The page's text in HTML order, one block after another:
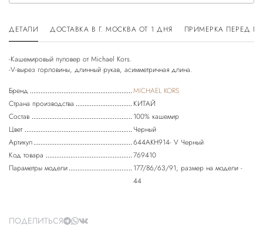
ДЕТАЛИ ДОСТАВКА В Г. МОСКВА ОТ 1 ДНЯ ПРИМЕРКА ПЕРЕД
-Кашемировый пуловер от Michael Kors.
Бренд
MICHAEL KORS
Страна производства
КИТАЙ
Состав
100% кашемир
Цвет
Черный
Артикул
644AKH914- V Черный
Код товара
769410
Параметры модели
177/86/63/91, размер на модели -
44
ПОДЕЛИТЬСЯ